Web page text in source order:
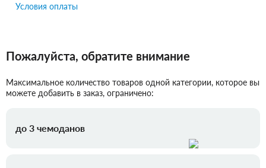
Условия оплаты
Пожалуйста, обратите внимание
Максимальное количество товаров одной категории, которое вы
можете добавить в заказ, ограничено:
до 3 чемоданов